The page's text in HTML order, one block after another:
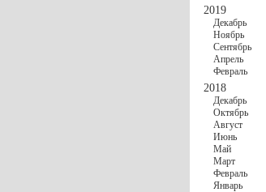
2019
Декабрь
Ноябрь
Сентябрь
Апрель
Февраль
2018
Декабрь
Октябрь
Август
Июнь
Май
Март
Февраль
Январь